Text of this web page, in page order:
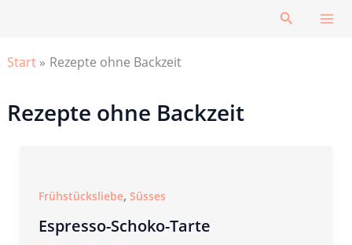
Suchen
Start Rezepte ohne Backzeit
Rezepte ohne Backzeit
Frühstücksliebe, Süsses
Espresso-Schoko-Tarte